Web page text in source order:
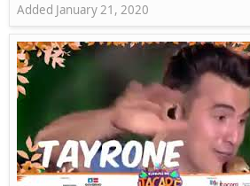
Added January 21, 2020